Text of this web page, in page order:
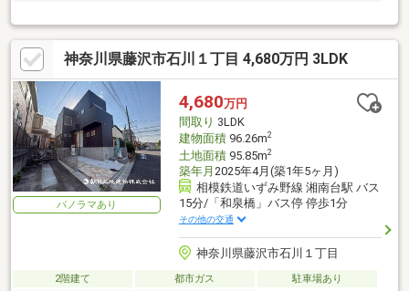
神奈川県藤沢市石川１丁目 4,680万円 3LDK
パノラマあり
4,680万円
間取り 3LDK
建物面積96.26m2
土地面積95.85m2
築年月 2025年4月(築1年5ヶ月)
相模鉄道いずみ野線 湘南台駅 バス
15分/「和泉橋」バス停 停歩1分
その他の交通
神奈川県藤沢市石川１丁目
2階建て 都市ガス 駐車場あり